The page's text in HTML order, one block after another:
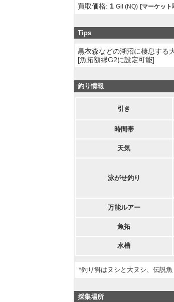
買取価格: 1 Gil (NQ) [マーケット
Tips
黒衣森などの湖沼に棲息する
[魚拓額縁G2に設定可能]
釣り情報
引き
時間帯
天気
泳がせ釣り
万能ルアー
魚拓
水槽
*釣り餌はヌシと大ヌシ、伝説
採集場所